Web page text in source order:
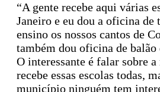
“A gente recebe aqui várias
Janeiro e eu dou a oficina de
ensino os nossos cantos de
também dou oficina de
O interessante é falar sobre
recebe essas escolas todas,
município ninguém tem